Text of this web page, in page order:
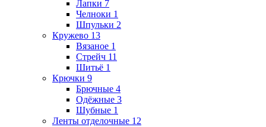
Лапки 7
Челноки 1
Шпульки 2
Кружево 13
Вязаное 1
Стрейч 11
Шитьё 1
Крючки 9
Брючные 4
Одёжные 3
Шубные 1
Ленты отделочные 12